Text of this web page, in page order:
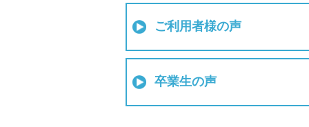
ご利用者様の声
卒業生の声